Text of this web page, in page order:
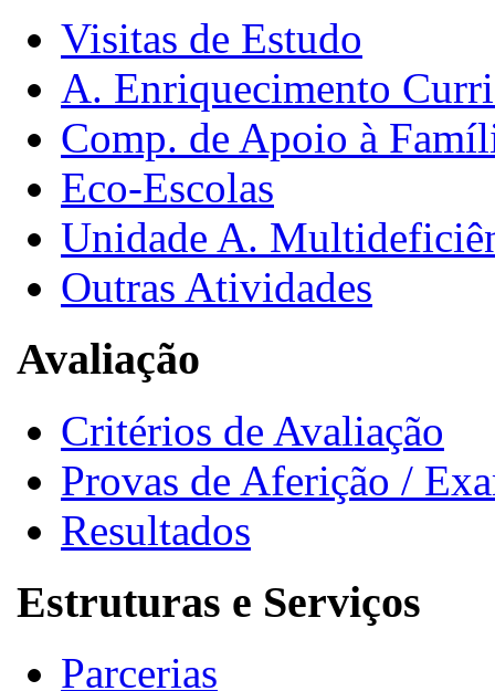
Visitas de Estudo
A. Enriquecimento
Comp. de Apoio à
Eco-Escolas
Unidade A.
Outras Atividades
Avaliação
Critérios de Avaliação
Provas de Aferição /
Resultados
Estruturas e Serviços
Parcerias